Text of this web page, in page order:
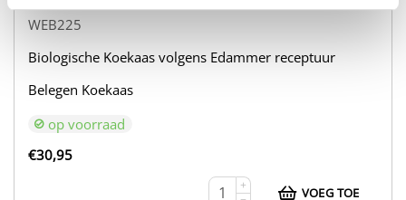
WEB225
Biologische Koekaas volgens Edammer receptuur
Belegen Koekaas
op voorraad
€30,95
+
VOEG TOE